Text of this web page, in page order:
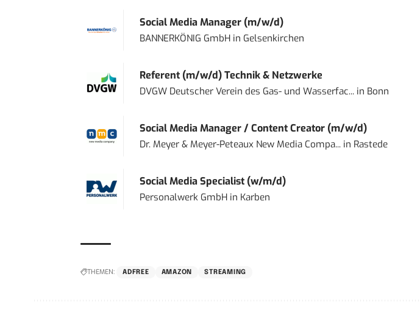
Social Media Manager (m/w/d)
BANNERKÖNIG GmbHin Gelsenkirchen
Referent (m/w/d) Technik & Netzwerke
DVGW Deutscher Verein des Gas- und Wasserfac...in Bonn
Social Media Manager / Content Creator (m/w/d)
Dr. Meyer & Meyer-Peteaux New Media Compa...in Rastede
Social Media Specialist (w/m/d)
Personalwerk GmbHin Karben
THEMEN: ADFREE AMAZON STREAMING